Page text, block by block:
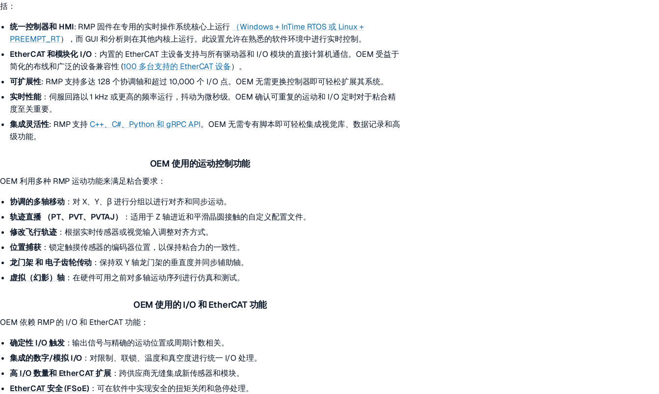
括：
统一控制器和 HMI: RMP 固件在专用的实时操作系统核心上运行
（Windows + InTime RTOS 或 Linux +
PREEMPT_RT），而 GUI 和分析则在其他内核上运行。此设置允许在熟悉的软件环境中进行实时控制。
EtherCAT 和模块化 I/O ：内置的 EtherCAT 主设备支持与所有驱动器和 I/O 模块的直接计算机通信。OEM 受益于
简化的布线和广泛的设备兼容性 (100 多台支持的 EtherCAT 设备）。
可扩展性: RMP 支持多达 128 个协调轴和超过 10,000 个 I/O 点。OEM 无需更换控制器即可轻松扩展其系统。
实时性能：伺服回路以 1 kHz 或更高的频率运行，抖动为微秒级。OEM 确认可重复的运动和 I/O 定时对于粘合精
度至关重要。
集成灵活性: RMP 支持C++、C#、Python 和 gRPC API。OEM 无需专有脚本即可轻松集成视觉库、数据记录和高
级功能。
OEM 使用的运动控制功能
OEM 利用多种 RMP 运动功能来满足粘合要求：
协调的多轴移动：对 X、Y、β 进行分组以进行对齐和同步运动。
轨迹直播（PT、PVT、PVTAJ）
：适用于 Z 轴进近和平滑晶圆接触的自定义配置文件。
修改飞行轨迹：根据实时传感器或视觉输入调整对齐方式。
位置捕获：锁定触摸传感器的编码器位置，以保持粘合力的一致性。
龙门架和 电子齿轮传动 ：保持双 Y 轴龙门架的垂直度并同步辅助轴。
虚拟（幻影）轴：在硬件可用之前对多轴运动序列进行仿真和测试。
OEM 使用的 I/O 和 EtherCAT 功能
OEM 依赖 RMP 的 I/O 和 EtherCAT 功能：
确定性 I/O 触发：输出信号与精确的运动位置或周期计数相关。
集成的数字/模拟 I/O ：对限制、联锁、温度和真空度进行统一 I/O 处理。
高 I/O 数量和 EtherCAT 扩展 ：跨供应商无缝集成新传感器和模块。
EtherCAT 安全 (FSoE) ：可在软件中实现安全的扭矩关闭和急停处理。